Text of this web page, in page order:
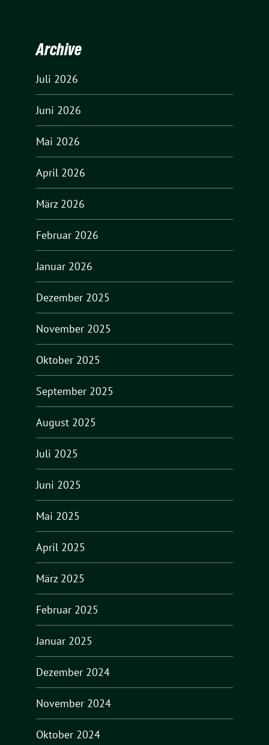
Archive
Juli 2026
Juni 2026
Mai 2026
April 2026
März 2026
Februar 2026
Januar 2026
Dezember 2025
November 2025
Oktober 2025
September 2025
August 2025
Juli 2025
Juni 2025
Mai 2025
April 2025
März 2025
Februar 2025
Januar 2025
Dezember 2024
November 2024
Oktober 2024